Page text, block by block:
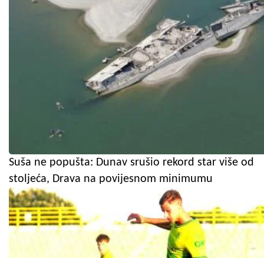
Suša ne popušta: Dunav srušio rekord star više od
stoljeća, Drava na povijesnom minimumu